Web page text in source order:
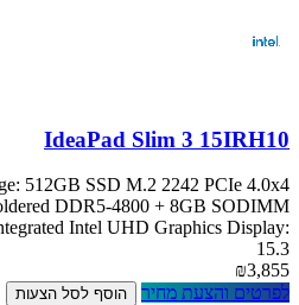
IdeaPad Slim 3 15IRH10
512GB SSD M.2 2242 PCIe 4.0x4
DDR5-4800 + 8GB SODIMM
Intel UHD Graphics Display:
15.3
₪3,855
לפרטים והצעת מחיר
הוסף לסל הצעות